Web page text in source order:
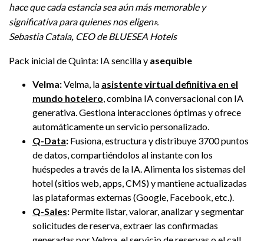
hace que cada estancia sea aún más memorable y
significativa para quienes nos eligen».
Sebastia Catala, CEO de BLUESEA Hotels
Pack inicial de Quinta: IA sencilla y asequible
Velma:Velma, la asistente virtual definitiva en el
mundo hotelero, combina IA conversacional con IA
generativa. Gestiona interacciones óptimas y ofrece
automáticamente un servicio personalizado.
Q-Data: Fusiona, estructura y distribuye 3700 puntos
de datos, compartiéndolos al instante con los
huéspedes a través de la IA. Alimenta los sistemas del
hotel (sitios web, apps, CMS) y mantiene actualizadas
las plataformas externas (Google, Facebook, etc.).
Q-Sales: Permite listar, valorar, analizar y segmentar
solicitudes de reserva, extraer las confirmadas